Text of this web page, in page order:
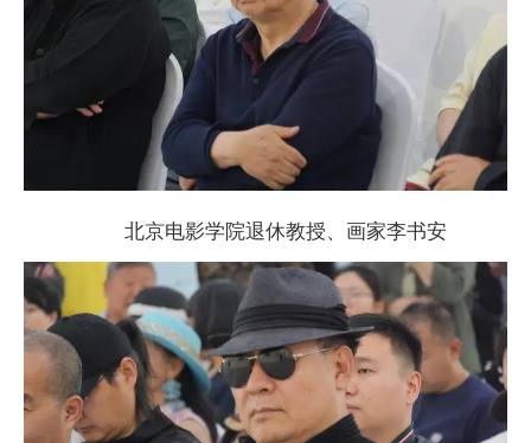
北京电影学院退休教授、画家李书安